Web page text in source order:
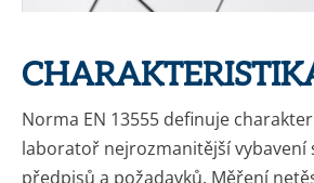
Norma EN 13555 definuje
laboratoř nejrozmanitější vybavení
předpisů a požadavků. Měření